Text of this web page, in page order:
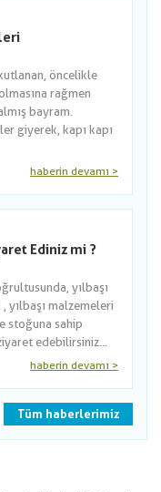
öncelikle
rağmen
bayram.
giyerek, kapı kapı
haberin devamı >
Ediniz mi ?
yılbaşı
yılbaşı malzemeleri
stoğuna sahip
edebilirsiniz...
haberin devamı >
Tüm haberlerimiz